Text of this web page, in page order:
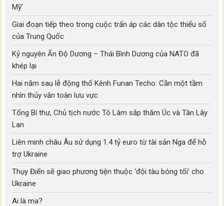
Mỹ’
Giai đoạn tiếp theo trong cuộc trấn áp các dân tộc thiểu số
của Trung Quốc
Kỷ nguyên Ấn Độ Dương – Thái Bình Dương của NATO đã
khép lại
Hai năm sau lễ động thổ Kênh Funan Techo: Cần một tầm
nhìn thủy văn toàn lưu vực
Tổng Bí thư, Chủ tịch nước Tô Lâm sắp thăm Úc và Tân Lây
Lan
Liên minh châu Âu sử dụng 1.4 tỷ euro từ tài sản Nga để hỗ
trợ Ukraine
Thụy Điển sẽ giao phương tiện thuộc ‘đội tàu bóng tối’ cho
Ukraine
Ai là ma?